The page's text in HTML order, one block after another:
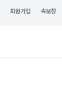
회원가입 속보창